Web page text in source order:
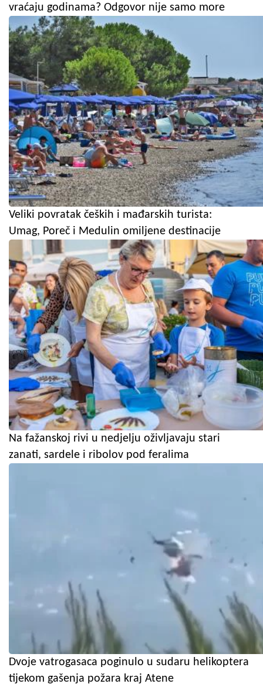
vraćaju godinama? Odgovor nije samo more
Veliki povratak čeških i mađarskih turista:
Umag, Poreč i Medulin omiljene destinacije
Na fažanskoj rivi u nedjelju oživljavaju stari
zanati, sardele i ribolov pod feralima
Dvoje vatrogasaca poginulo u sudaru helikoptera
tijekom gašenja požara kraj Atene